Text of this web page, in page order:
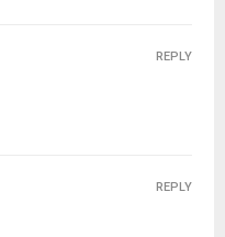
REPLY
REPLY